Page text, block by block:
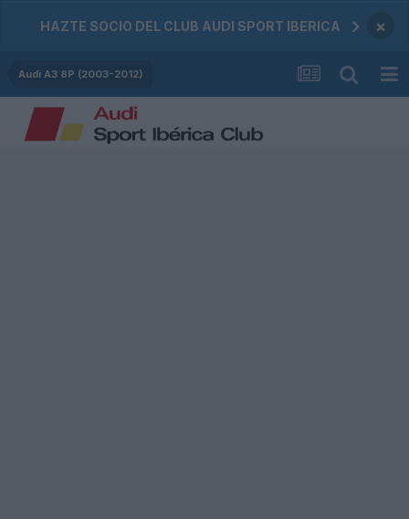
HAZTE SOCIO DEL CLUB AUDI SPORT IBERICA ×
Audi A3 8P (2003-2012)